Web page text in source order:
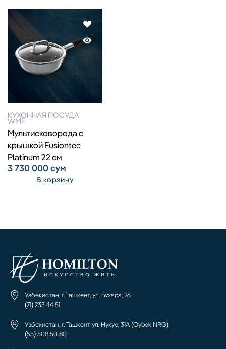
КУХОННАЯ ПОСУДА
WMF
Мультисковорода с
крышкой Fusiontec
Platinum 22 см
3 730 000сум
В корзину
Узбекистан, г. Ташкент, ул. Бухара, 26
(71) 233 44 51
Узбекистан, г. Ташкент ул. Нукус, 31А (Oybek NRG)
(55) 508 50 80